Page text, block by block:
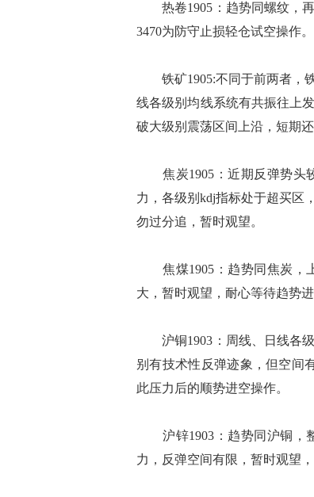
热卷1905：趋势同螺纹，再
3470为防守止损轻仓试空操作。
铁矿1905:不同于前两者，铁
线各级别均线系统有共振往上
破大级别震荡区间上沿，短期
焦炭1905：近期反弹势头较
力，各级别kdj指标处于超买区
勿过分追，暂时观望。
焦煤1905：趋势同焦炭，上
大，暂时观望，耐心等待趋势进
沪铜1903：周线、日线各级
别有技术性反弹迹象，但空间
此压力后的顺势进空操作。
沪锌1903：趋势同沪铜，整
力，反弹空间有限，暂时观望